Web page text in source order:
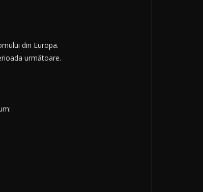
din Europa.
următoare.